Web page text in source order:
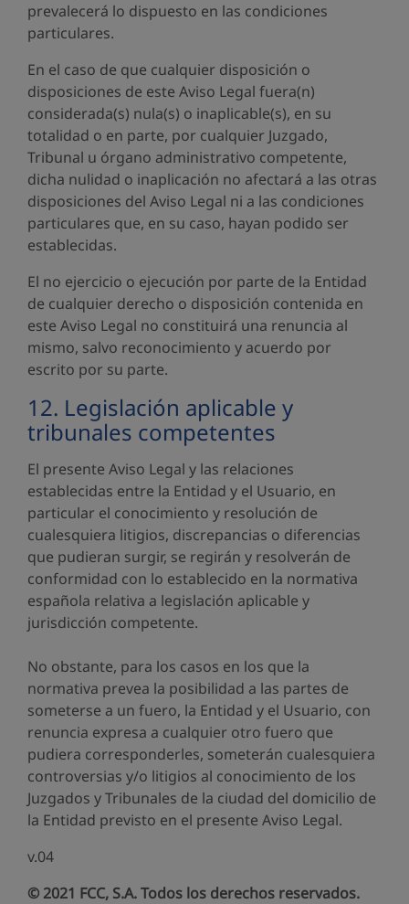
prevalecerá lo dispuesto en las condiciones
particulares.
En el caso de que cualquier disposición o
disposiciones de este Aviso Legal fuera(n)
considerada(s) nula(s) o inaplicable(s), en su
totalidad o en parte, por cualquier Juzgado,
Tribunal u órgano administrativo competente,
dicha nulidad o inaplicación no afectará a las otras
disposiciones del Aviso Legal ni a las condiciones
particulares que, en su caso, hayan podido ser
establecidas.
El no ejercicio o ejecución por parte de la Entidad
de cualquier derecho o disposición contenida en
este Aviso Legal no constituirá una renuncia al
mismo, salvo reconocimiento y acuerdo por
escrito por su parte.
12. Legislación aplicable y
tribunales competentes
El presente Aviso Legal y las relaciones
establecidas entre la Entidad y el Usuario, en
particular el conocimiento y resolución de
cualesquiera litigios, discrepancias o diferencias
que pudieran surgir, se regirán y resolverán de
conformidad con lo establecido en la normativa
española relativa a legislación aplicable y
jurisdicción competente.
No obstante, para los casos en los que la
normativa prevea la posibilidad a las partes de
someterse a un fuero, la Entidad y el Usuario, con
renuncia expresa a cualquier otro fuero que
pudiera corresponderles, someterán cualesquiera
controversias y/o litigios al conocimiento de los
Juzgados y Tribunales de la ciudad del domicilio de
la Entidad previsto en el presente Aviso Legal.
v.04
© 2021 FCC, S.A. Todos los derechos reservados.